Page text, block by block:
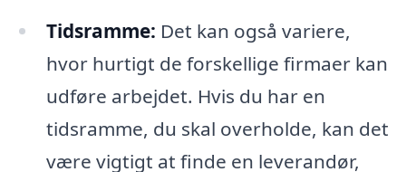
Tidsramme: Det kan også variere,
hvor hurtigt de forskellige firmaer kan
udføre arbejdet. Hvis du har en
tidsramme, du skal overholde, kan det
være vigtigt at finde en leverandør,